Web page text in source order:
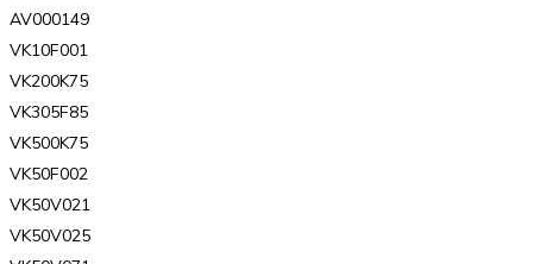
AV000149
VK10F001
VK200K75
VK305F85
VK500K75
VK50F002
VK50V021
VK50V025